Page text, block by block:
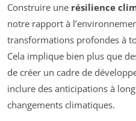
Construire une résilience
notre rapport à
transformations profondes à
Cela implique bien plus que
de créer un cadre de
inclure des anticipations à
changements climatiques.